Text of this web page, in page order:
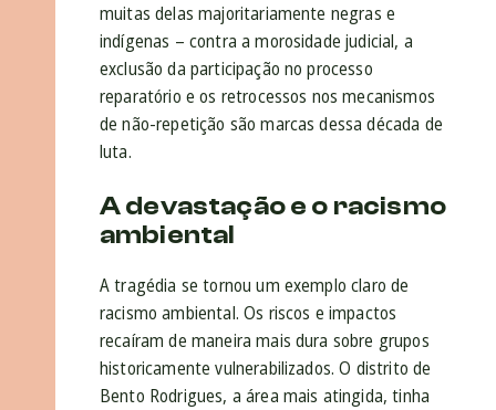
muitas delas majoritariamente negras e
indígenas – contra a morosidade judicial, a
exclusão da participação no processo
reparatório e os retrocessos nos mecanismos
de não-repetição são marcas dessa década de
luta.
A devastação e o racismo
ambiental
A tragédia se tornou um exemplo claro de
racismo ambiental. Os riscos e impactos
recaíram de maneira mais dura sobre grupos
historicamente vulnerabilizados. O distrito de
Bento Rodrigues, a área mais atingida, tinha